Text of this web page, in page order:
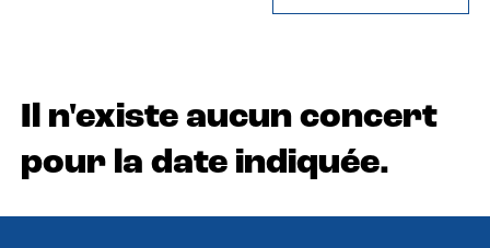
Il n'existe aucun concert
pour la date indiquée.